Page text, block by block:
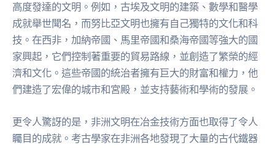
高度發達的文明。例如，古埃及文明的建築、數學和醫學
成就舉世聞名，而努比亞文明也擁有自己獨特的文化和科
技。在西非，加納帝國、馬里帝國和桑海帝國等強大的國
家興起，它們控制著重要的貿易路線，並創造了繁榮的經
濟和文化。這些帝國的統治者擁有巨大的財富和權力，他
們建造了宏偉的城市和宮殿，並支持藝術和學術的發展。
更令人驚訝的是，非洲文明在冶金技術方面也取得了令人
矚目的成就。考古學家在非洲各地發現了大量的古代鐵器